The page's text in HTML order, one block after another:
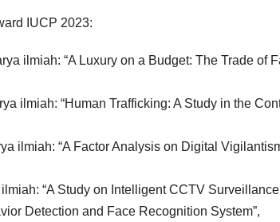
IUCP 2023:
ilmiah: “A Luxury on a Budget: The Trade of
ilmiah: “Human Trafficking: A Study in the
ilmiah: “A Factor Analysis on Digital
“A Study on Intelligent CCTV
Detection and Face Recognition System”,